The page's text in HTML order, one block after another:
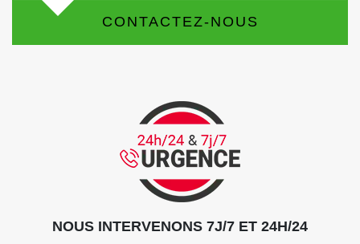
CONTACTEZ-NOUS
NOUS INTERVENONS 7J/7 ET 24H/24